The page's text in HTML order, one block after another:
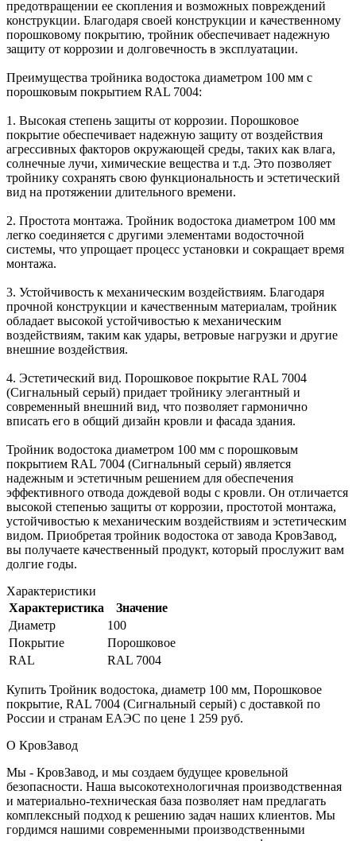
предотвращении ее скопления и возможных повреждений
конструкции. Благодаря своей конструкции и качественному
порошковому покрытию, тройник обеспечивает надежную
защиту от коррозии и долговечность в эксплуатации.
Преимущества тройника водостока диаметром 100 мм с
порошковым покрытием RAL 7004:
1. Высокая степень защиты от коррозии. Порошковое
покрытие обеспечивает надежную защиту от воздействия
агрессивных факторов окружающей среды, таких как влага,
солнечные лучи, химические вещества и т.д. Это позволяет
тройнику сохранять свою функциональность и эстетический
вид на протяжении длительного времени.
2. Простота монтажа. Тройник водостока диаметром 100 мм
легко соединяется с другими элементами водосточной
системы, что упрощает процесс установки и сокращает время
монтажа.
3. Устойчивость к механическим воздействиям. Благодаря
прочной конструкции и качественным материалам, тройник
обладает высокой устойчивостью к механическим
воздействиям, таким как удары, ветровые нагрузки и другие
внешние воздействия.
4. Эстетический вид. Порошковое покрытие RAL 7004
(Сигнальный серый) придает тройнику элегантный и
современный внешний вид, что позволяет гармонично
вписать его в общий дизайн кровли и фасада здания.
Тройник водостока диаметром 100 мм с порошковым
покрытием RAL 7004 (Сигнальный серый) является
надежным и эстетичным решением для обеспечения
эффективного отвода дождевой воды с кровли. Он отличается
высокой степенью защиты от коррозии, простотой монтажа,
устойчивостью к механическим воздействиям и эстетическим
видом. Приобретая тройник водостока от завода КровЗавод,
вы получаете качественный продукт, который прослужит вам
долгие годы.
Характеристики
Характеристика
Значение
Диаметр
100
Покрытие
Порошковое
RAL
RAL 7004
Купить Тройник водостока, диаметр 100 мм, Порошковое
покрытие, RAL 7004 (Сигнальный серый) с доставкой по
России и странам ЕАЭС по цене 1 259 руб.
О КровЗавод
Мы - КровЗавод, и мы создаем будущее кровельной
безопасности. Наша высокотехнологичная производственная
и материально-техническая база позволяет нам предлагать
комплексный подход к решению задач наших клиентов. Мы
гордимся нашими современными производственными